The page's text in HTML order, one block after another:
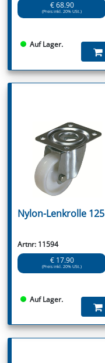
€ 68.90
(Preis inkl. 20% USt.)
Auf Lager.
Nylon-Lenkrolle 125
Artnr: 11594
€ 17.90
(Preis inkl. 20% USt.)
Auf Lager.